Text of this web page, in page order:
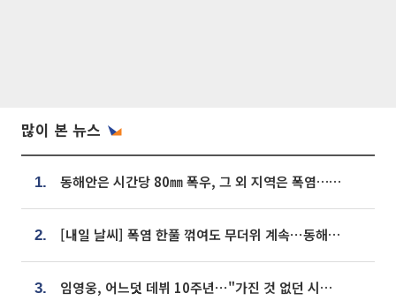
많이 본 뉴스
1. 동해안은 시간당 80㎜ 폭우, 그 외 지역은 폭염…‘극과 극 날씨’
2. [내일 날씨] 폭염 한풀 꺾여도 무더위 계속⋯동해안 이틀 연속 비
3. 임영웅, 어느덧 데뷔 10주년⋯"가진 것 없던 시절, 내 앞엔 20명의 팬뿐"